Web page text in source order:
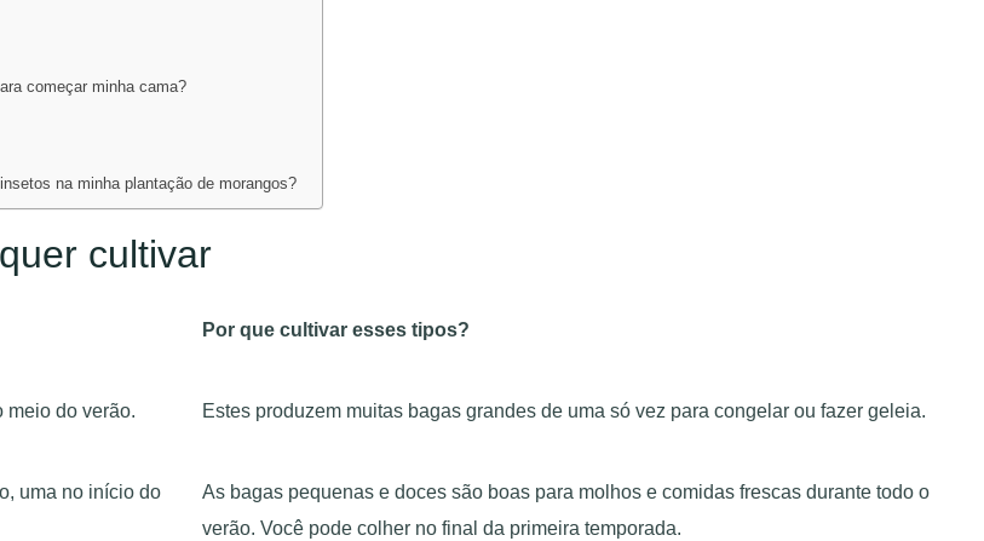
começar minha cama?
na minha plantação de morangos?
cultivar
Por que cultivar esses tipos?
meio do verão. Estes produzem muitas bagas grandes de uma só vez para congelar ou fazer geleia.
uma no início do
As bagas pequenas e doces são boas para molhos e comidas frescas durante todo o
verão. Você pode colher no final da primeira temporada.